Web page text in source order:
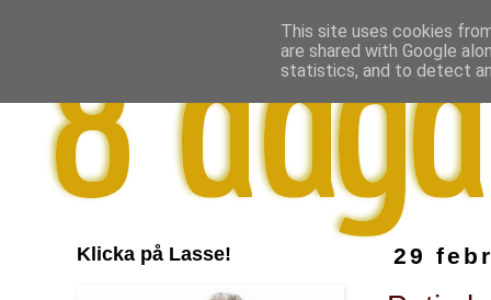
29
Klicka på Lasse!
This site uses cookies
are shared with Google
statistics, and to detect